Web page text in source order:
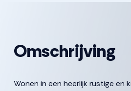
Omschrijving
Wonen in een heerlijk rustige en